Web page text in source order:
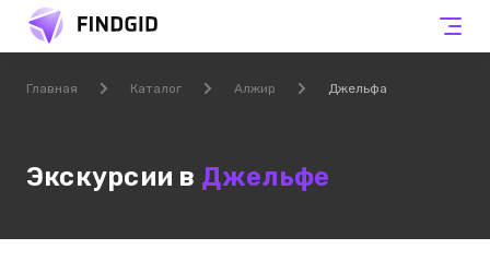
Главная Каталог Алжир Джельфа
Экскурсии в Джельфе